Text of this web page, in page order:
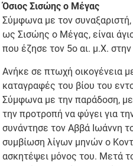
Όσιος Σισώης ο Μέγας
Σύμφωνα με τον
ως Σισώης ο Μέγας, είναι
που έζησε τον 5ο αι. μ.Χ. στην
Ανήκε σε πτωχή οικογένεια
καταγραφές του βίου του
Σύμφωνα με την παράδοση,
την προτροπή να φύγει για
συνάντησε τον Αββά Ιωάννη
συμβίωση λίγων μηνών ο
ασκητέψει μόνος του. Μετά